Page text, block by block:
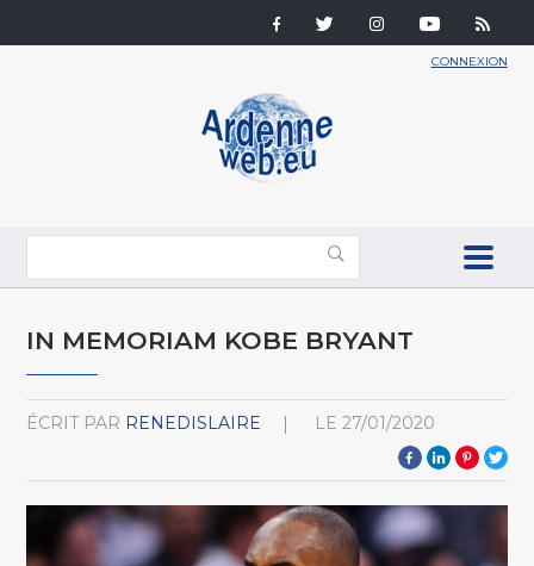
CONNEXION
IN MEMORIAM KOBE BRYANT
ÉCRIT PAR RENEDISLAIRE LE 27/01/2020